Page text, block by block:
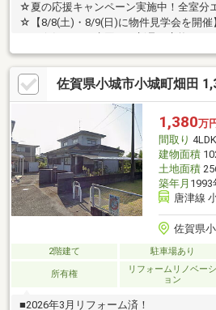
☆夏の応援キャンペーン実施中！全室分
☆【8/8(土)・8/9(日)に物件見学会を開催
分あります！
佐賀県小城市小城町畑田
1,380万
間取り 4LDK
建物面積
土地面積
築年月 1993
唐津線
佐賀県
2階建て 駐車場あり
所有権
リフォームリノベーシ
ョン
■2026年3月リフォーム済！